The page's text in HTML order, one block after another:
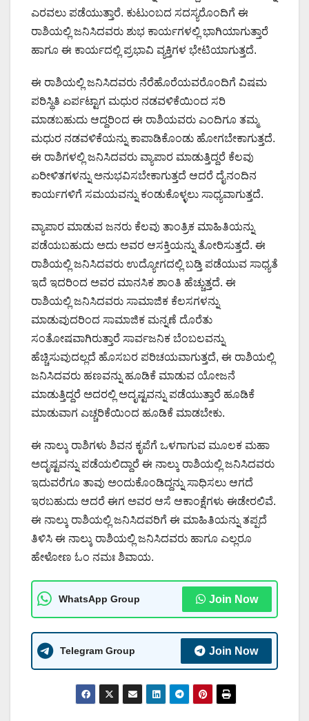
ಎರವಲು ಪಡೆಯುತ್ತಾರೆ. ಕುಟುಂಬದ ಸದಸ್ಯರೊಂದಿಗೆ ಈ
ರಾಶಿಯಲ್ಲಿ ಜನಿಸಿದವರು ಶುಭ ಕಾರ್ಯಗಳಲ್ಲಿ ಭಾಗಿಯಾಗುತ್ತಾರೆ
ಹಾಗೂ ಈ ಕಾರ್ಯದಲ್ಲಿ ಪ್ರಭಾವಿ ವ್ಯಕ್ತಿಗಳ ಭೇಟಿಯಾಗುತ್ತದೆ.
ಈ ರಾಶಿಯಲ್ಲಿ ಜನಿಸಿದವರು ನೆರೆಹೊರೆಯವರೊಂದಿಗೆ ವಿಷಮ
ಪರಿಸ್ಥಿತಿ ಏರ್ಪಟ್ಟಾಗ ಮಧುರ ನಡವಳಿಕೆಯಿಂದ ಸರಿ
ಮಾಡಬಹುದು ಆದ್ದರಿಂದ ಈ ರಾಶಿಯವರು ಎಂದಿಗೂ ತಮ್ಮ
ಮಧುರ ನಡವಳಿಕೆಯನ್ನು ಕಾಪಾಡಿಕೊಂಡು ಹೋಗಬೇಕಾಗುತ್ತದೆ.
ಈ ರಾಶಿಗಳಲ್ಲಿ ಜನಿಸಿದವರು ವ್ಯಾಪಾರ ಮಾಡುತ್ತಿದ್ದರೆ ಕೆಲವು
ಏರೀಳಿತಗಳನ್ನು ಅನುಭವಿಸಬೇಕಾಗುತ್ತದೆ ಆದರೆ ದೈನಂದಿನ
ಕಾರ್ಯಗಳಿಗೆ ಸಮಯವನ್ನು ಕಂಡುಕೊಳ್ಳಲು ಸಾಧ್ಯವಾಗುತ್ತದೆ.
ವ್ಯಾಪಾರ ಮಾಡುವ ಜನರು ಕೆಲವು ತಾಂತ್ರಿಕ ಮಾಹಿತಿಯನ್ನು
ಪಡೆಯಬಹುದು ಅದು ಅವರ ಆಸಕ್ತಿಯನ್ನು ತೋರಿಸುತ್ತದೆ. ಈ
ರಾಶಿಯಲ್ಲಿ ಜನಿಸಿದವರು ಉದ್ಯೋಗದಲ್ಲಿ ಬಡ್ತಿ ಪಡೆಯುವ ಸಾಧ್ಯತೆ
ಇದೆ ಇದರಿಂದ ಅವರ ಮಾನಸಿಕ ಶಾಂತಿ ಹೆಚ್ಚುತ್ತದೆ. ಈ
ರಾಶಿಯಲ್ಲಿ ಜನಿಸಿದವರು ಸಾಮಾಜಿಕ ಕೆಲಸಗಳನ್ನು
ಮಾಡುವುದರಿಂದ ಸಾಮಾಜಿಕ ಮನ್ನಣೆ ದೊರೆತು
ಸಂತೋಷವಾಗಿರುತ್ತಾರೆ ಸಾರ್ವಜನಿಕ ಬೆಂಬಲವನ್ನು
ಹೆಚ್ಚಿಸುವುದಲ್ಲದೆ ಹೊಸಬರ ಪರಿಚಯವಾಗುತ್ತದೆ, ಈ ರಾಶಿಯಲ್ಲಿ
ಜನಿಸಿದವರು ಹಣವನ್ನು ಹೂಡಿಕೆ ಮಾಡುವ ಯೋಜನೆ
ಮಾಡುತ್ತಿದ್ದರೆ ಅದರಲ್ಲಿ ಅದೃಷ್ಟವನ್ನು ಪಡೆಯುತ್ತಾರೆ ಹೂಡಿಕೆ
ಮಾಡುವಾಗ ಎಚ್ಚರಿಕೆಯಿಂದ ಹೂಡಿಕೆ ಮಾಡಬೇಕು.
ಈ ನಾಲ್ಕು ರಾಶಿಗಳು ಶಿವನ ಕೃಪೆಗೆ ಒಳಗಾಗುವ ಮೂಲಕ ಮಹಾ
ಅದೃಷ್ಟವನ್ನು ಪಡೆಯಲಿದ್ದಾರೆ ಈ ನಾಲ್ಕು ರಾಶಿಯಲ್ಲಿ ಜನಿಸಿದವರು
ಇದುವರೆಗೂ ತಾವು ಅಂದುಕೊಂಡಿದ್ದನ್ನು ಸಾಧಿಸಲು ಆಗದೆ
ಇರಬಹುದು ಆದರೆ ಈಗ ಅವರ ಆಸೆ ಆಕಾಂಕ್ಷೆಗಳು ಈಡೇರಲಿವೆ.
ಈ ನಾಲ್ಕು ರಾಶಿಯಲ್ಲಿ ಜನಿಸಿದವರಿಗೆ ಈ ಮಾಹಿತಿಯನ್ನು ತಪ್ಪದೆ
ತಿಳಿಸಿ ಈ ನಾಲ್ಕು ರಾಶಿಯಲ್ಲಿ ಜನಿಸಿದವರು ಹಾಗೂ ಎಲ್ಲರೂ
ಹೇಳೋಣ ಓಂ ನಮಃ ಶಿವಾಯ.
WhatsApp Group Join Now
Telegram Group Join Now